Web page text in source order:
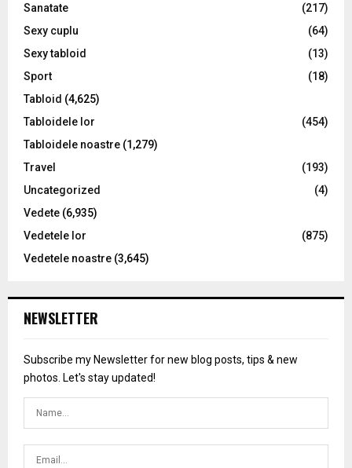
Sanatate
(217)
Sexy cuplu
(64)
Sexy tabloid
(13)
Sport
(18)
Tabloid (4,625)
Tabloidele lor
(454)
Tabloidele noastre (1,279)
Travel
(193)
Uncategorized
(4)
Vedete (6,935)
Vedetele lor
(875)
Vedetele noastre (3,645)
NEWSLETTER
Subscribe my Newsletter for new blog posts, tips & new
photos. Let's stay updated!